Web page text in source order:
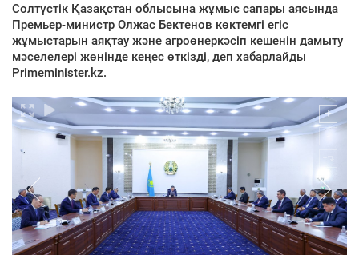
Солтүстік Қазақстан облысына жұмыс сапары аясында
Премьер-министр Олжас Бектенов көктемгі егіс
жұмыстарын аяқтау және агроөнеркәсіп кешенін дамыту
мәселелері жөнінде кеңес өткізді, деп хабарлайды
Primeminister.kz.